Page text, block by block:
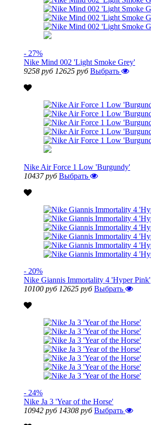
- 27%
Nike Mind 002 'Light Smoke Grey'
9258 руб 12625 руб Выбрать
Nike Air Force 1 Low 'Burgundy'
10437 руб Выбрать
- 20%
Nike Giannis Immortality 4 'Hyper Pink'
10100 руб 12625 руб Выбрать
- 24%
Nike Ja 3 'Year of the Horse'
10942 руб 14308 руб Выбрать